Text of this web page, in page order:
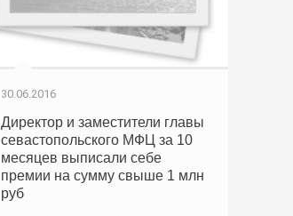
30.06.2016
Директор и заместители главы
севастопольского МФЦ за 10
месяцев выписали себе
премии на сумму свыше 1 млн
руб